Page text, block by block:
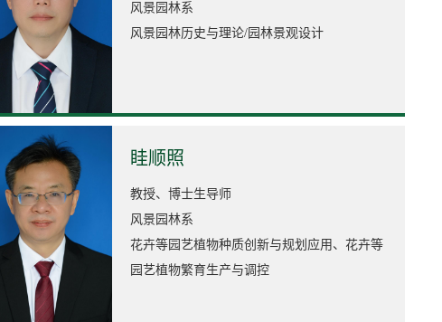
风景园林系
风景园林历史与理论/园林景观设计
眭顺照
教授、博士生导师
风景园林系
花卉等园艺植物种质创新与规划应用、花卉等
园艺植物繁育生产与调控